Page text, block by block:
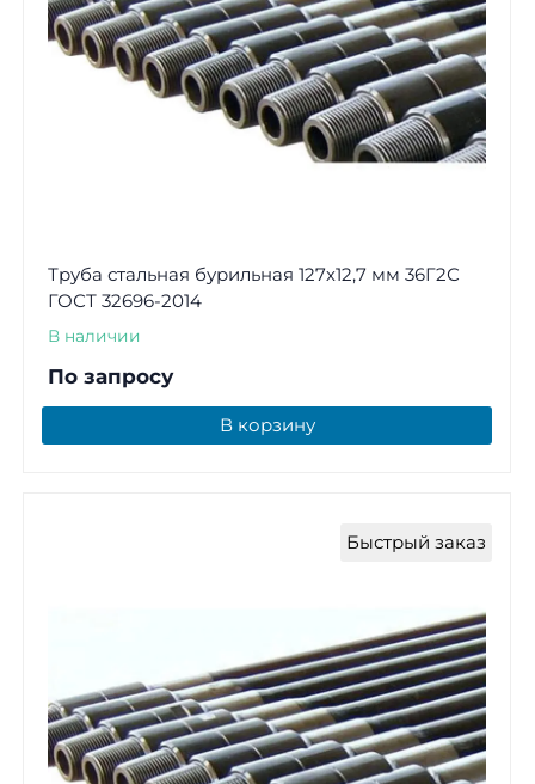
Труба стальная бурильная 127х12,7 мм 36Г2С
ГОСТ 32696-2014
В наличии
По запросу
В корзину
Быстрый заказ